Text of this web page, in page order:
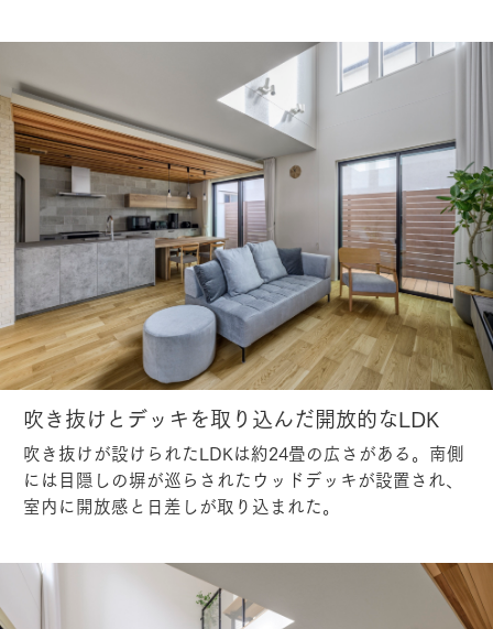
吹き抜けとデッキを取り込んだ開放的なLDK
吹き抜けが設けられたLDKは約24畳の広さがある。南側
には目隠しの塀が巡らされたウッドデッキが設置され、
室内に開放感と日差しが取り込まれた。